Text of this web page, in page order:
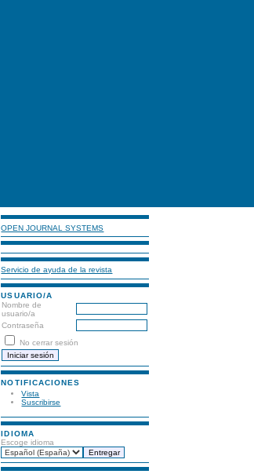
OPEN JOURNAL SYSTEMS
Servicio de ayuda de la revista
USUARIO/A
Nombre de
usuario/a
Contraseña
No cerrar sesión
NOTIFICACIONES
Vista
Suscribirse
IDIOMA
Escoge idioma